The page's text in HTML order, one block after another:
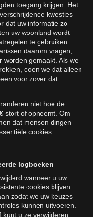
toegang krijgen. Het
kwesties
dat uw informatie zo
uw woonland wordt
te gebruiken.
daarom vragen,
worden gemaakt. Als we
doen we dat alleen
voor zover dat
niet hoe de
stort of opneemt. Om
dat mensen dingen
cookies
logboeken
wanneer u uw
cookies blijven
zodat we uw keuzes
kunnen uitvoeren.
u ze verwijderen.